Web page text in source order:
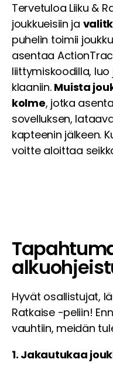
Tervetuloa Liiku &
joukkueisiin ja
puhelin toimii
asentaa
liittymiskoodilla,
klaaniin. Muista
kolme, jotka
sovelluksen,
kapteenin jälkeen.
voitte aloittaa
Hyvät osallistujat,
Ratkaise -peliin!
vauhtiin, meidän
1. Jakautukaa